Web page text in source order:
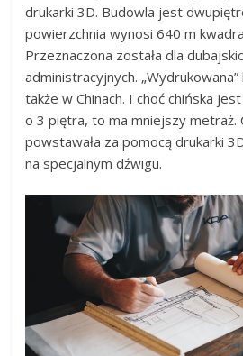
drukarki 3D. Budowla jest
powierzchnia wynosi 640 m
Przeznaczona została dla
administracyjnych.
także w Chinach. I choć chińska
o 3 piętra, to ma mniejszy metraż.
powstawała za pomocą drukarki
na specjalnym dźwigu.